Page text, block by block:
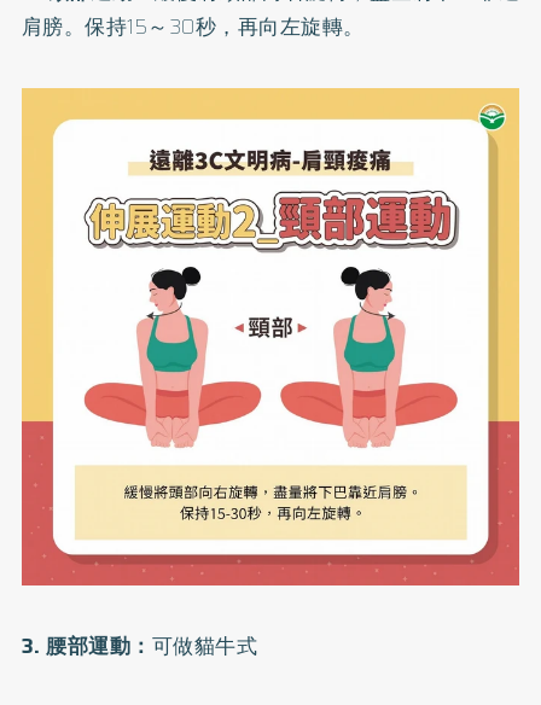
肩膀。保持15～30秒，再向左旋轉。
3. 腰部運動： 可做貓牛式